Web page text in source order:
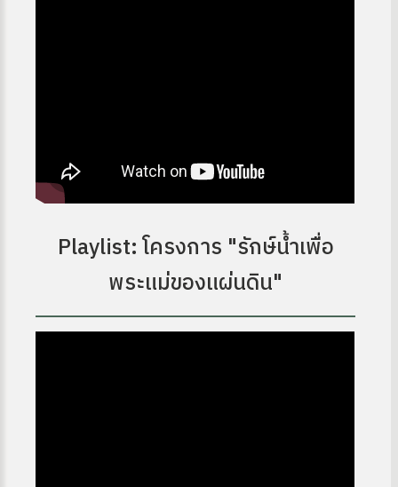
Playlist: โครงการ "รักษ์น้ำเพื่อ
พระแม่ของแผ่นดิน"